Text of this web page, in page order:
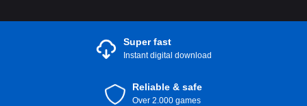
Super fast
Instant digital download
Reliable & safe
Over 2.000 games